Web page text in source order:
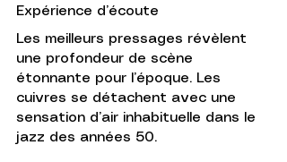
Expérience d’écoute
Les meilleurs pressages révèlent
une profondeur de scène
étonnante pour l’époque. Les
cuivres se détachent avec une
sensation d’air inhabituelle dans le
jazz des années 50.